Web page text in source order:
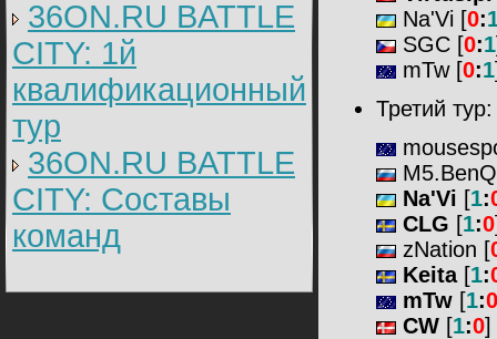
36ON.RU BATTLE
CITY: 1й
квалификационный
тур
36ON.RU BATTLE
CITY: Составы
команд
Na'Vi [0:
SGC [0:1
mTw [0:1
Третий тур:
Na'Vi [1:
CLG [1:0
zNation [
Keita[1:
mTw [1:0
CW [1:0]